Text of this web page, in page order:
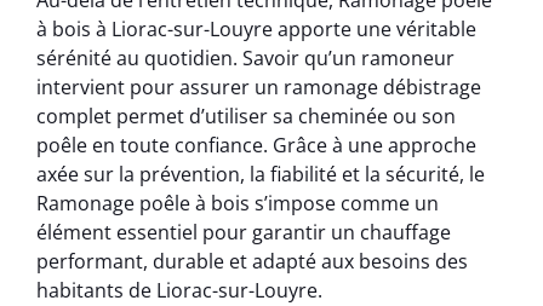
à bois à Liorac-sur-Louyre apporte une véritable
sérénité au quotidien. Savoir qu’un ramoneur
intervient pour assurer un ramonage débistrage
complet permet d’utiliser sa cheminée ou son
poêle en toute confiance. Grâce à une approche
axée sur la prévention, la fiabilité et la sécurité, le
Ramonage poêle à bois s’impose comme un
élément essentiel pour garantir un chauffage
performant, durable et adapté aux besoins des
habitants de Liorac-sur-Louyre.